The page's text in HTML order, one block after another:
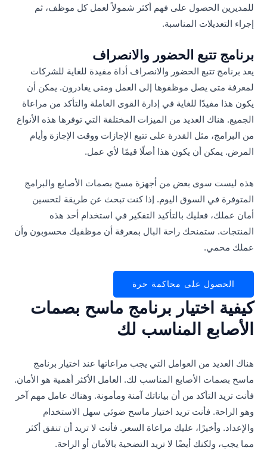
للمديرين الحصول على فهم أكثر شمولاً لعمل كل موظف، ثم
إجراء التعديلات المناسبة.
برنامج تتبع الحضور والانصراف
يعد برنامج تتبع الحضور والانصراف أداة مفيدة للغاية للشركات
لمعرفة متى يصل موظفوها إلى العمل ومتى يغادرون. يمكن أن
يكون هذا مفيدًا للغاية في إدارة القوى العاملة والتأكد من مراعاة
الجميع. هناك العديد من الميزات المختلفة التي توفرها هذه الأنواع
من البرامج، مثل القدرة على تتبع الإجازات ووقت الإجازة وأيام
المرض. يمكن أن يكون هذا أصلًا قيمًا لأي عمل.
هذه ليست سوى بعض من أجهزة مسح بصمات الأصابع والبرامج
المتوفرة في السوق اليوم. إذا كنت تبحث عن طريقة لتحسين
أمان عملك، فعليك بالتأكيد التفكير في استخدام أحد هذه
المنتجات. ستمنحك راحة البال بمعرفة أن موظفيك محسوبون وأن
عملك محمي.
الحصول على محاكمة حرة
كيفية اختيار برنامج ماسح بصمات
الأصابع المناسب لك
هناك العديد من العوامل التي يجب مراعاتها عند اختيار برنامج
ماسح بصمات الأصابع المناسب لك. العامل الأكثر أهمية هو الأمان.
فأنت تريد التأكد من أن بياناتك آمنة ومأمونة. وهناك عامل مهم آخر
وهو الراحة. فأنت تريد اختيار ماسح ضوئي سهل الاستخدام
والإعداد. وأخيرًا، عليك مراعاة السعر. فأنت لا تريد أن تنفق أكثر
مما يجب، ولكنك أيضًا لا تريد التضحية بالأمان أو الراحة.